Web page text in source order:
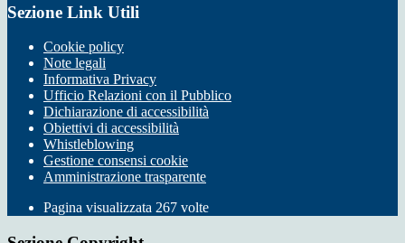
Sezione Link Utili
Cookie policy
Note legali
Informativa Privacy
Ufficio Relazioni con il Pubblico
Dichiarazione di accessibilità
Obiettivi di accessibilità
Whistleblowing
Gestione consensi cookie
Amministrazione trasparente
Pagina visualizzata 267 volte